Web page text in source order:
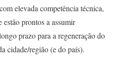
elevada competência técnica,
estão prontos a assumir
prazo para a regeneração do
cidade/região (e do país).